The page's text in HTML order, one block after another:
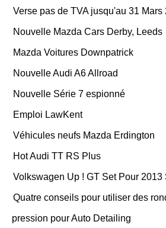
Verse pas de TVA jusqu'au 31 Mars
Nouvelle Mazda Cars Derby, Leeds
Mazda Voitures Downpatrick
Nouvelle Audi A6 Allroad
Nouvelle Série 7 espionné
Emploi LawKent
Véhicules neufs Mazda Erdington
Hot Audi TT RS Plus
Volkswagen Up ! GT Set Pour 2013
Quatre conseils pour utiliser des
pression pour Auto Detailing